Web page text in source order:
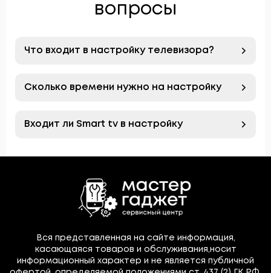
вопросы
Что входит в настройку телевизора?
Сколько времени нужно на настройку
Входит ли Smart tv в настройку
Вся представленная на сайте информация,
касающаяся товаров и обслуживания,носит
информационный характер и не является публичной